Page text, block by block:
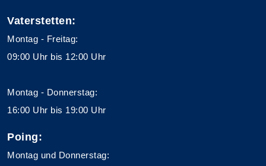
Vaterstetten:
Montag - Freitag:
09:00 Uhr bis 12:00 Uhr
Montag - Donnerstag:
16:00 Uhr bis 19:00 Uhr
Poing:
Montag und Donnerstag: